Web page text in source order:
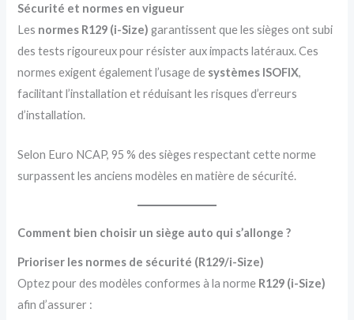
Sécurité et normes en vigueur
Les normes R129 (i-Size) garantissent que les sièges ont subi
des tests rigoureux pour résister aux impacts latéraux. Ces
normes exigent également l’usage de systèmes ISOFIX,
facilitant l’installation et réduisant les risques d’erreurs
d’installation.
Selon Euro NCAP, 95 % des sièges respectant cette norme
surpassent les anciens modèles en matière de sécurité.
Comment bien choisir un siège auto qui s’allonge ?
Prioriser les normes de sécurité (R129/i-Size)
Optez pour des modèles conformes à la norme R129 (i-Size)
afin d’assurer :